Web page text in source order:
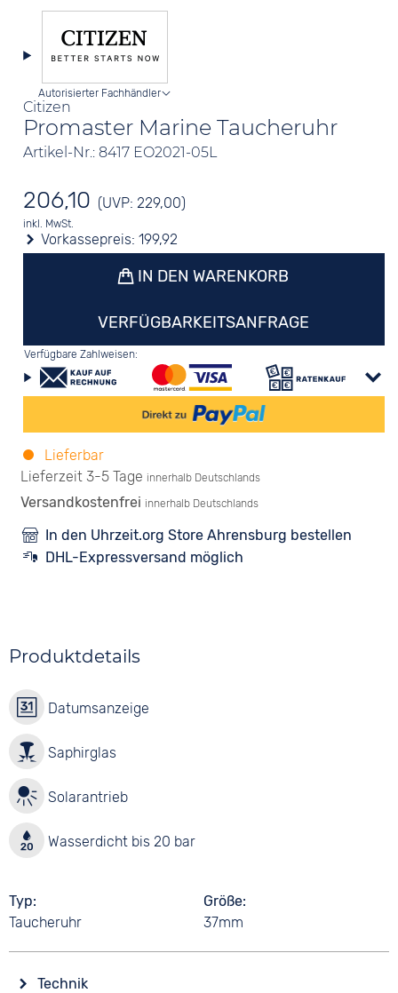
Citizen
Promaster Marine Taucheruhr
Artikel-Nr.: 8417 EO2021-05L
Autorisierter Fachhändler
206,10 (UVP: 229,00)
inkl. MwSt.
Vorkassepreis:199,92
IN DEN WARENKORB
VERFÜGBARKEITSANFRAGE
Verfügbare Zahlweisen:
Lieferbar
Lieferzeit 3-5 Tage innerhalb Deutschlands
Versandkostenfrei innerhalb Deutschlands
In den Uhrzeit.org Store Ahrensburg bestellen
DHL-Expressversand möglich
Produktdetails
Datumsanzeige
Saphirglas
Solarantrieb
Wasserdicht bis 20 bar
Typ
Taucheruhr
Größe
37mm
Technik